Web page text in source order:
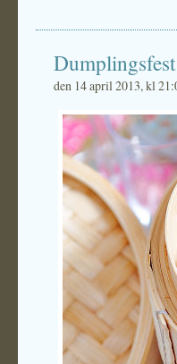
den 14 april 2013, kl